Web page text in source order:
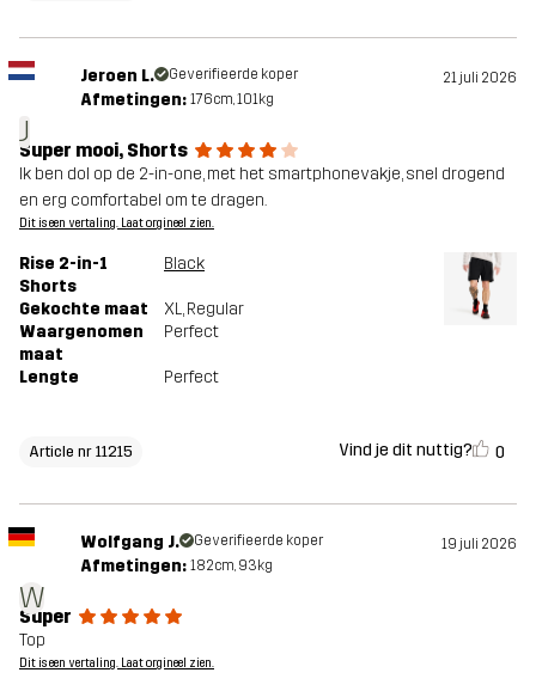
J
Jeroen L. Geverifieerde koper 21 juli 2026
Afmetingen: 176cm, 101kg
Super mooi, Shorts
Ik ben dol op de 2-in-one, met het smartphonevakje, snel drogend
en erg comfortabel om te dragen.
Dit is een vertaling. Laat orgineel zien.
Rise 2-in-1
Shorts
Black
Gekochte maat XL, Regular
Waargenomen
maat
Perfect
Lengte Perfect
Article nr 11215 Vind je dit nuttig? 0
W
Wolfgang J. Geverifieerde koper 19 juli 2026
Afmetingen: 182cm, 93kg
Super
Top
Dit is een vertaling. Laat orgineel zien.